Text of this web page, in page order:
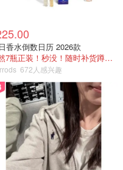
香水倒数日历 2026款
竟然7瓶正装！秒没！随时补货蹲！！！
672人感兴趣